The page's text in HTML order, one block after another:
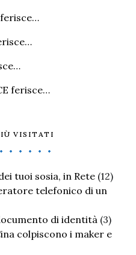
ferisce…
ferisce…
VISITATI
tuoi sosia, in Rete (12)
telefonico di un
di identità (3)
colpiscono i maker e